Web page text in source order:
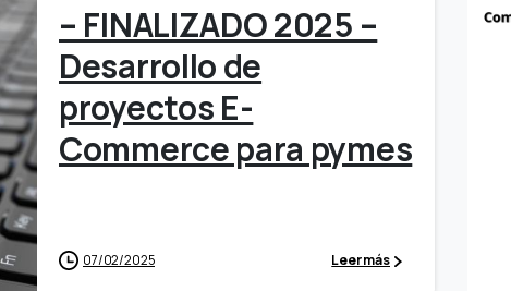
– FINALIZADO 2025 –
Desarrollo de
proyectos E-
Commerce para pymes
07/02/2025 Leer más